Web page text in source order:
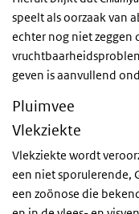
speelt als oorzaak van
echter nog niet zeggen
geven is aanvullend
Pluimvee
Vlekziekte
Vlekziekte wordt
een niet sporulerende,
een zoönose die